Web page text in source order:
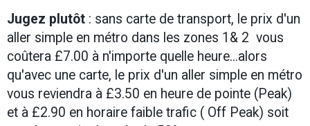
Jugez plutôt : sans carte de transport, le prix d'un
aller simple en métro dans les zones 1& 2 vous
coûtera £7.00 à n'importe quelle heure...alors
qu'avec une carte, le prix d'un aller simple en métro
vous reviendra à £3.50 en heure de pointe (Peak)
et à £2.90 en horaire faible trafic ( Off Peak) soit